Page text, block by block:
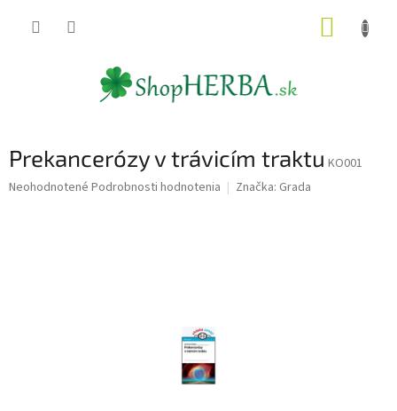
Prekancerózy v trávicím traktu KO001
Priemerné
Neohodnotené Podrobnosti hodnotenia Značka: Grada